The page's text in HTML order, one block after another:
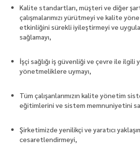
Kalite standartları, müşteri ve diğer
çalışmalarımızı yürütmeyi ve kalite
etkinliğini sürekli iyileştirmeyi ve
sağlamayı,
İşçi sağlığı iş güvenliği ve çevre ile
yönetmeliklere uymayı,
Tüm çalışanlarımızın kalite yönetim
eğitimlerini ve sistem memnuniyetini
Şirketimizde yenilikçi ve yaratıcı
cesaretlendirmeyi,